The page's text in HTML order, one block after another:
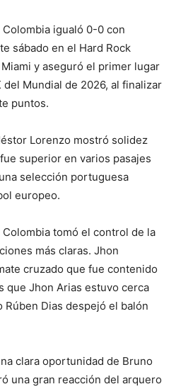
igualó 0-0 con
sábado en el Hard Rock
y aseguró el primer lugar
del Mundial de 2026, al finalizar
puntos.
Lorenzo mostró solidez
superior en varios pasajes
selección portuguesa
europeo.
tomó el control de la
más claras. Jhon
cruzado que fue contenido
que Jhon Arias estuvo cerca
Dias despejó el balón
clara oportunidad de Bruno
una gran reacción del arquero